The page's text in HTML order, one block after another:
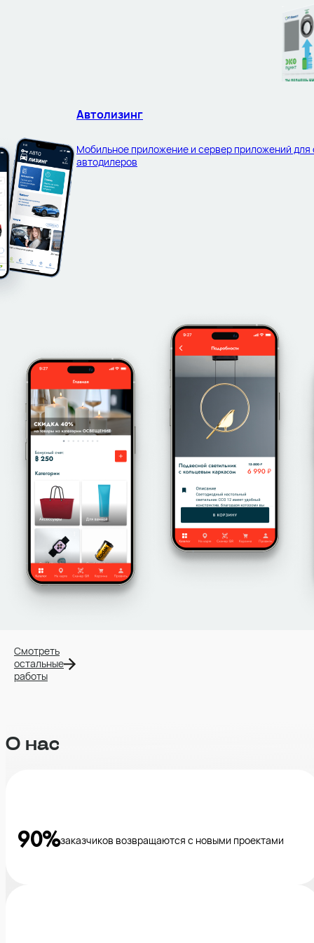
Автолизинг
Мобильное приложение и сервер приложений для
автодилеров
Смотреть
остальные
работы
О нас
90%заказчиков возвращаются с новыми проектами